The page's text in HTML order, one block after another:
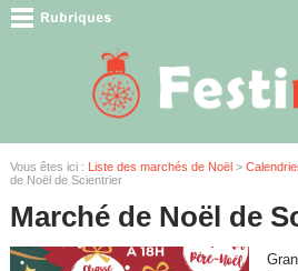
Vous êtes ici : Liste des marchés de Noël>
de Noël de Scientrier
Marché de Noël de